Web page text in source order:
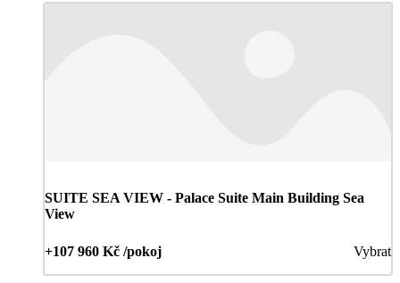
SUITE SEA VIEW - Palace Suite Main Building Sea
View
+107 960 Kč /pokoj Vybrat